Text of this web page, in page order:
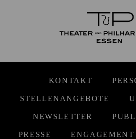
KONTAKT
STELLENANGEBOTE
NEWSLETTER
PRESSE ENGAGEMENT